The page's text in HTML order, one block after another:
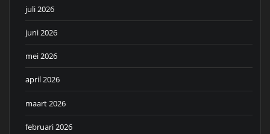
juli 2026
juni 2026
mei 2026
april 2026
maart 2026
februari 2026